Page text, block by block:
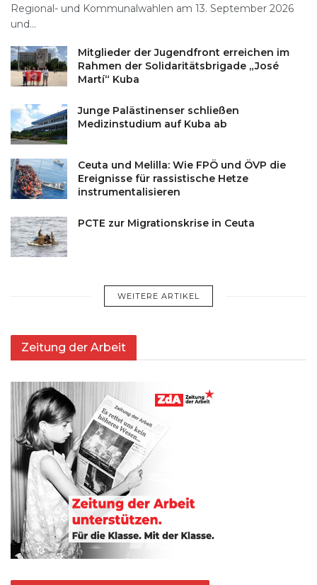
Regional- und Kommunalwahlen am 13. September 2026
und...
Mitglieder der Jugendfront erreichen im
Rahmen der Solidaritätsbrigade „José
Martí“ Kuba
Junge Palästinenser schließen
Medizinstudium auf Kuba ab
Ceuta und Melilla: Wie FPÖ und ÖVP die
Ereignisse für rassistische Hetze
instrumentalisieren
PCTE zur Migrationskrise in Ceuta
WEITERE ARTIKEL
Zeitung der Arbeit